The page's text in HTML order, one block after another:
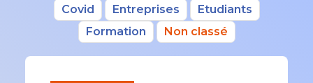
Covid
Entreprises
Etudiants
Formation
Non classé